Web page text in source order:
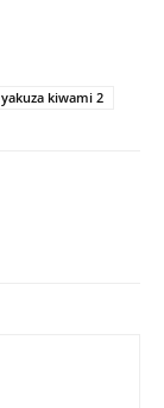
yakuza kiwami 2